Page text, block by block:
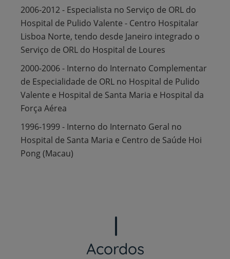
2006-2012 - Especialista no Serviço de ORL do
Hospital de Pulido Valente - Centro Hospitalar
Lisboa Norte, tendo desde Janeiro integrado o
Serviço de ORL do Hospital de Loures
2000-2006 - Interno do Internato Complementar
de Especialidade de ORL no Hospital de Pulido
Valente e Hospital de Santa Maria e Hospital da
Força Aérea
1996-1999 - Interno do Internato Geral no
Hospital de Santa Maria e Centro de Saúde Hoi
Pong (Macau)
Acordos